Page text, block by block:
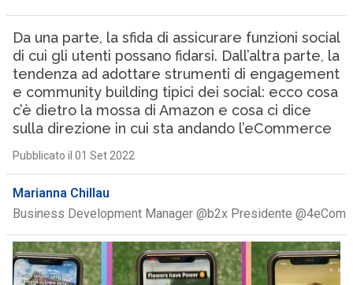
Da una parte, la sfida di assicurare funzioni social
di cui gli utenti possano fidarsi. Dall’altra parte, la
tendenza ad adottare strumenti di engagement
e community building tipici dei social: ecco cosa
c’è dietro la mossa di Amazon e cosa ci dice
sulla direzione in cui sta andando l’eCommerce
Pubblicato il 01 Set 2022
Marianna Chillau
Business Development Manager @b2x Presidente @4eCom